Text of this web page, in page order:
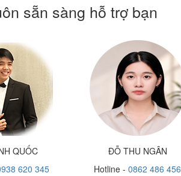
sẵn sàng hỗ trợ bạn
QUỐC
620 345
ĐỖ THU NGÂN
Hotline -0862 486 456